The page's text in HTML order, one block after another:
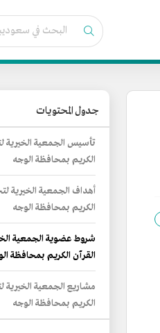
جدول المحتويات
تأسيس الجمعية الخيرية
الكريم بمحافظة الوجه
أهداف الجمعية الخيرية
الكريم بمحافظة الوجه
شروط عضوية الجمعية
القرآن الكريم بمحافظة
مشاريع الجمعية الخيرية
الكريم بمحافظة الوجه